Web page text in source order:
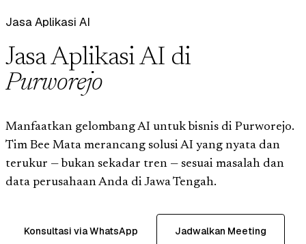
Jasa Aplikasi AI
Jasa Aplikasi AI di
Purworejo
Manfaatkan gelombang AI untuk bisnis di Purworejo.
Tim Bee Mata merancang solusi AI yang nyata dan
terukur — bukan sekadar tren — sesuai masalah dan
data perusahaan Anda di Jawa Tengah.
Konsultasi via WhatsApp Jadwalkan Meeting